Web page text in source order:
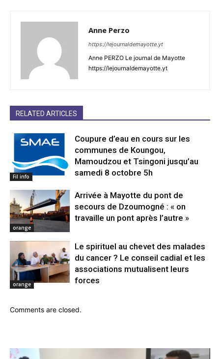
Anne Perzo
https://lejournaldemayotte.yt
Anne PERZO Le journal de Mayotte
https://lejournaldemayotte.yt
RELATED ARTICLES
Fil info
Coupure d’eau en cours sur les
communes de Koungou,
Mamoudzou et Tsingoni jusqu’au
samedi 8 octobre 5h
orange
Arrivée à Mayotte du pont de
secours de Dzoumogné : « on
travaille un pont après l’autre »
orange
Le spirituel au chevet des malades
du cancer ? Le conseil cadial et les
associations mutualisent leurs
forces
Comments are closed.